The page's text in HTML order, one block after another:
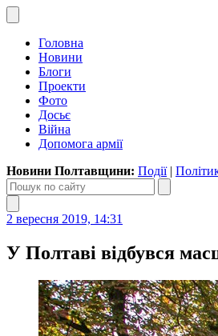
Головна
Новини
Блоги
Проекти
Фото
Досьє
Війна
Допомога армії
Новини Полтавщини: Події|
2 вересня 2019, 14:31
У Полтаві відбувся